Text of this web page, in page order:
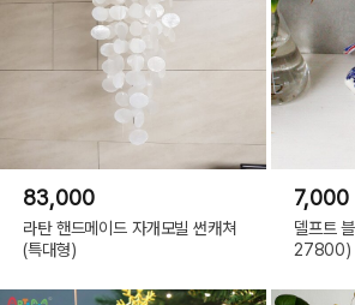
83,000
라탄 핸드메이드 자개모빌 썬캐쳐
(특대형)
7,000
델프트
27800)